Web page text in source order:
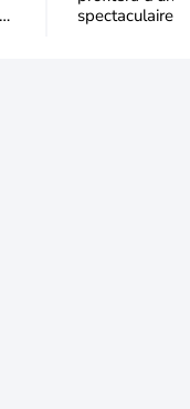
spectaculaire,